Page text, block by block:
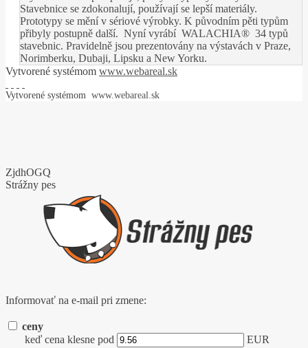
Stavebnice se zdokonalují, používají se lepší materiály.
Prototypy se mění v sériové výrobky. K původním pěti typům
přibyly postupně další. Nyní vyrábí WALACHIA® 34 typů
stavebnic. Pravidelně jsou prezentovány na výstavách v Praze,
Norimberku, Dubaji, Lipsku a New Yorku.
Vytvorené systémom www.webareal.sk
Vytvorené systémom www.webareal.sk
ZjdhOGQ
Strážny pes
Informovať na e-mail pri zmene:
ceny
keď cena klesne pod
EUR